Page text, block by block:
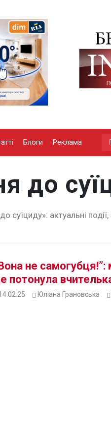
Блоги Реклама
до
суїциду»: актуальні
не
потонула
Юліана Грановська